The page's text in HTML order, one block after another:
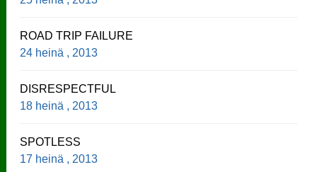
ROAD TRIP FAILURE
24 heinä , 2013
DISRESPECTFUL
18 heinä , 2013
SPOTLESS
17 heinä , 2013